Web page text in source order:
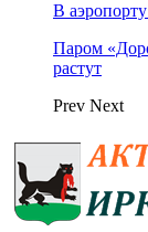
В
Паром
растут
Prev Next